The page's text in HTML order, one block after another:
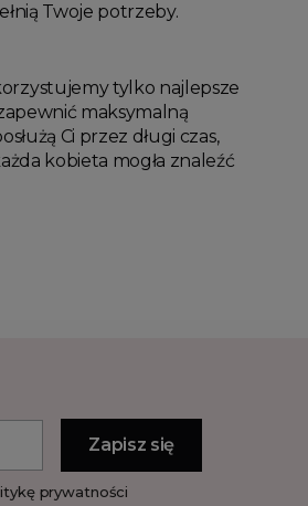
Twoje potrzeby.
tylko najlepsze
maksymalną
Ci przez długi czas,
kobieta mogła znaleźć
prywatności